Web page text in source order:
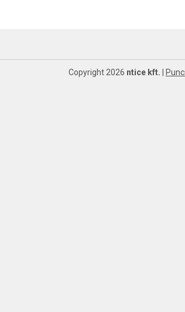
Copyright 2026 ntice kft.